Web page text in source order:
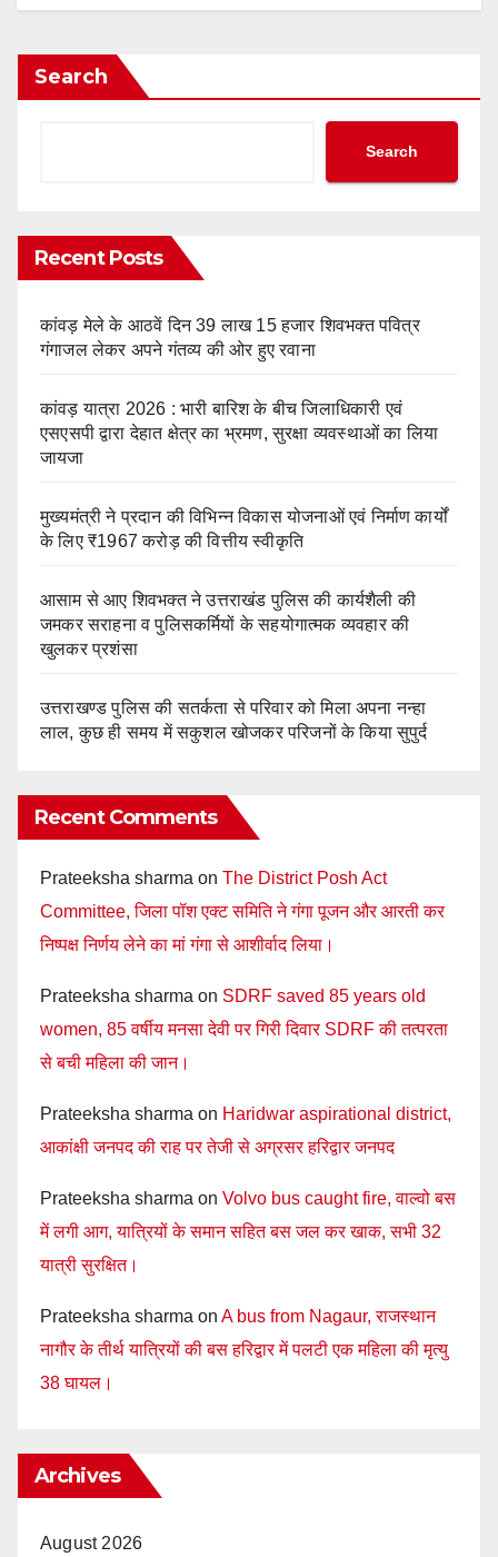
Search
Search
Recent Posts
कांवड़ मेले के आठवें दिन 39 लाख 15 हजार शिवभक्त पवित्र
गंगाजल लेकर अपने गंतव्य की ओर हुए रवाना
कांवड़ यात्रा 2026 : भारी बारिश के बीच जिलाधिकारी एवं
एसएसपी द्वारा देहात क्षेत्र का भ्रमण, सुरक्षा व्यवस्थाओं का लिया
जायजा
मुख्यमंत्री ने प्रदान की विभिन्न विकास योजनाओं एवं निर्माण कार्यों
के लिए ₹1967 करोड़ की वित्तीय स्वीकृति
आसाम से आए शिवभक्त ने उत्तराखंड पुलिस की कार्यशैली की
जमकर सराहना व पुलिसकर्मियों के सहयोगात्मक व्यवहार की
खुलकर प्रशंसा
उत्तराखण्ड पुलिस की सतर्कता से परिवार को मिला अपना नन्हा
लाल, कुछ ही समय में सकुशल खोजकर परिजनों के किया सुपुर्द
Recent Comments
Prateeksha sharma on The District Posh Act
Committee, जिला पॉश एक्ट समिति ने गंगा पूजन और आरती कर
निष्पक्ष निर्णय लेने का मां गंगा से आशीर्वाद लिया।
Prateeksha sharma on SDRF saved 85 years old
women, 85 वर्षीय मनसा देवी पर गिरी दिवार SDRF की तत्परता
से बची महिला की जान।
Prateeksha sharma on Haridwar aspirational district,
आकांक्षी जनपद की राह पर तेजी से अग्रसर हरिद्वार जनपद
Prateeksha sharma on Volvo bus caught fire, वाल्वो बस
में लगी आग, यात्रियों के समान सहित बस जल कर खाक, सभी 32
यात्री सुरक्षित।
Prateeksha sharma on A bus from Nagaur, राजस्थान
नागौर के तीर्थ यात्रियों की बस हरिद्वार में पलटी एक महिला की मृत्यु
38 घायल।
Archives
August 2026